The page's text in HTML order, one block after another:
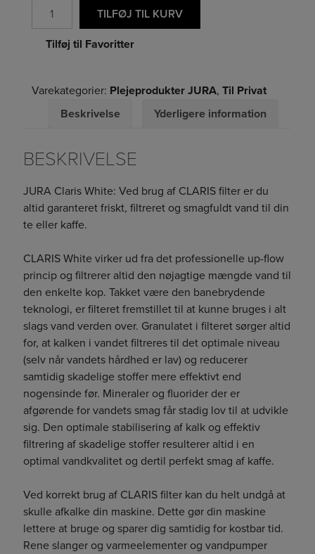
Læs mere om vedligeholdelse af din JURA
espressomaskineher
Antal TILFØJ TIL KURV
Tilføj til Favoritter
Varekategorier: Plejeprodukter JURA, Til Privat
Beskrivelse
Yderligere information
BESKRIVELSE
JURA Claris White: Ved brug af CLARIS filter er du
altid garanteret friskt, filtreret og smagfuldt vand til din
te eller kaffe.
CLARIS White virker ud fra det professionelle up-flow
princip og filtrerer altid den nøjagtige mængde vand til
den enkelte kop. Takket være den banebrydende
teknologi, er filteret fremstillet til at kunne bruges i alt
slags vand verden over. Granulatet i filteret sørger altid
for, at kalken i vandet filtreres til det optimale niveau
(selv når vandets hårdhed er lav) og reducerer
samtidig skadelige stoffer mere effektivt end
nogensinde før. Mineraler og fluorider der er
afgørende for vandets smag får stadig lov til at udvikle
sig. Den optimale stabilisering af kalk og effektiv
filtrering af skadelige stoffer resulterer altid i en
optimal vandkvalitet og dertil perfekt smag af kaffe.
Ved korrekt brug af CLARIS filter kan du helt undgå at
skulle afkalke din maskine. Dette gør din maskine
lettere at bruge og sparer dig samtidig for kostbar tid.
Rene slanger og varmeelementer og vandpumper